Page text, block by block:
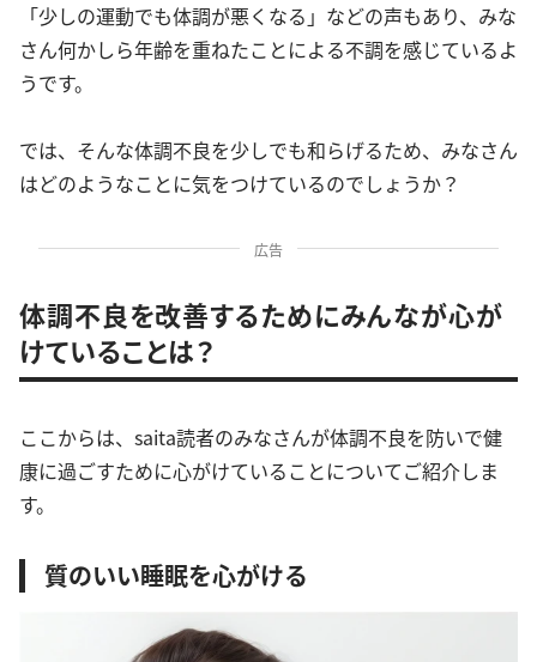
「少しの運動でも体調が悪くなる」などの声もあり、みな
さん何かしら年齢を重ねたことによる不調を感じているよ
うです。
では、そんな体調不良を少しでも和らげるため、みなさん
はどのようなことに気をつけているのでしょうか？
広告
体調不良を改善するためにみんなが心が
けていることは？
ここからは、saita読者のみなさんが体調不良を防いで健
康に過ごすために心がけていることについてご紹介しま
す。
質のいい睡眠を心がける